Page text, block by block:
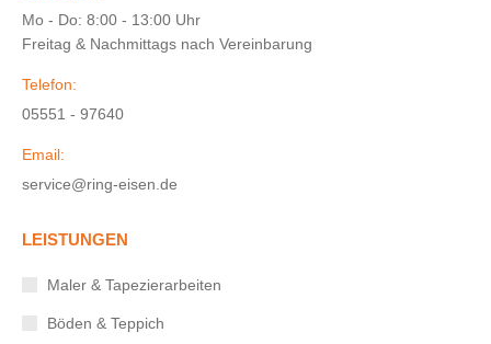
Mo - Do: 8:00 - 13:00 Uhr
Freitag & Nachmittags nach Vereinbarung
Telefon:
05551 - 97640
Email:
service@ring-eisen.de
LEISTUNGEN
Maler & Tapezierarbeiten
Böden & Teppich